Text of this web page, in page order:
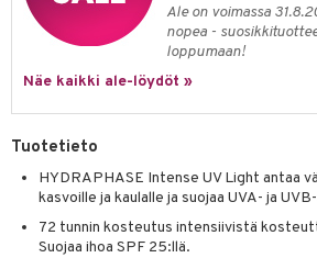
Ale on voimassa
nopea -
loppumaan!
Näe kaikki ale-löydöt »
Tuotetieto
HYDRAPHASE Intense UV Light antaa
kasvoille ja kaulalle ja suojaa UVA- ja
72 tunnin kosteutus intensiivistä
Suojaa ihoa SPF 25:llä.
vuoto
& Kutina
Tamppoonit
iholla
& Lämpö
& Ovulointi
& Kipu
Vahvuus
& 6
& Haavat
Imetys